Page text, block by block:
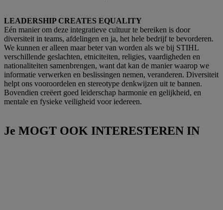
LEADERSHIP CREATES EQUALITY
Eén manier om deze integratieve cultuur te bereiken is door
diversiteit in teams, afdelingen en ja, het hele bedrijf te bevorderen.
We kunnen er alleen maar beter van worden als we bij STIHL
verschillende geslachten, etniciteiten, religies, vaardigheden en
nationaliteiten samenbrengen, want dat kan de manier waarop we
informatie verwerken en beslissingen nemen, veranderen. Diversiteit
helpt ons vooroordelen en stereotype denkwijzen uit te bannen.
Bovendien creëert goed leiderschap harmonie en gelijkheid, en
mentale en fysieke veiligheid voor iedereen.
Je MOGT OOK INTERESTEREN IN